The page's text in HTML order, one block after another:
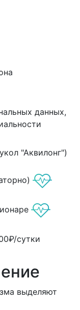
данных,
"Аквилонг")
сутки
выделяют